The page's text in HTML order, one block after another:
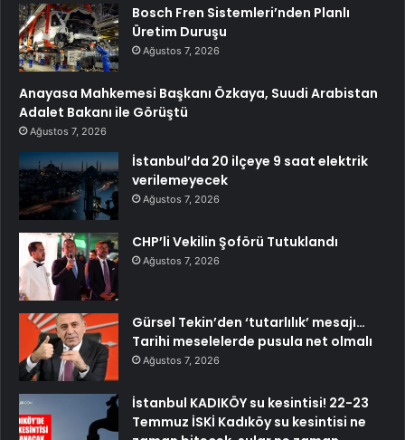
Bosch Fren Sistemleri’nden Planlı
Üretim Duruşu
Ağustos 7, 2026
Anayasa Mahkemesi Başkanı Özkaya, Suudi Arabistan
Adalet Bakanı ile Görüştü
Ağustos 7, 2026
İstanbul’da 20 ilçeye 9 saat elektrik
verilemeyecek
Ağustos 7, 2026
CHP’li Vekilin Şoförü Tutuklandı
Ağustos 7, 2026
Gürsel Tekin’den ‘tutarlılık’ mesajı…
Tarihi meselelerde pusula net olmalı
Ağustos 7, 2026
İstanbul KADIKÖY su kesintisi! 22-23
Temmuz İSKİ Kadıköy su kesintisi ne